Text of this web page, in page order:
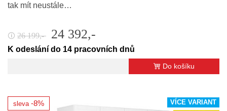
tak mít neustále…
🛈 26 199,- 24 392,-
K odeslání do 14 pracovních dnů
Do košíku
VÍCE VARIANT
sleva -8%